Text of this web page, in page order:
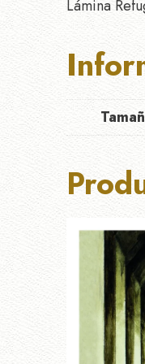
Lámina
Este
producto
múltiples
variantes.
opciones